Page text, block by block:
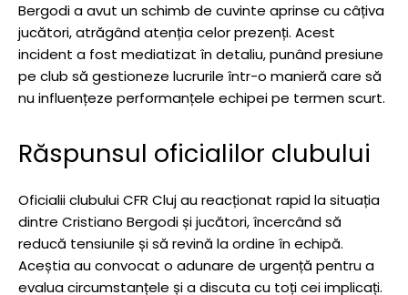
Bergodi a avut un schimb de cuvinte aprinse cu câțiva
jucători, atrăgând atenția celor prezenți. Acest
incident a fost mediatizat în detaliu, punând presiune
pe club să gestioneze lucrurile într-o manieră care să
nu influențeze performanțele echipei pe termen scurt.
Răspunsul oficialilor clubului
Oficialii clubului CFR Cluj au reacționat rapid la situația
dintre Cristiano Bergodi și jucători, încercând să
reducă tensiunile și să revină la ordine în echipă.
Aceștia au convocat o adunare de urgență pentru a
evalua circumstanțele și a discuta cu toți cei implicați.